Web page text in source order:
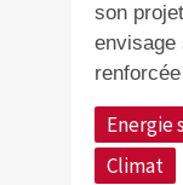
son
envisage
Energie
Climat